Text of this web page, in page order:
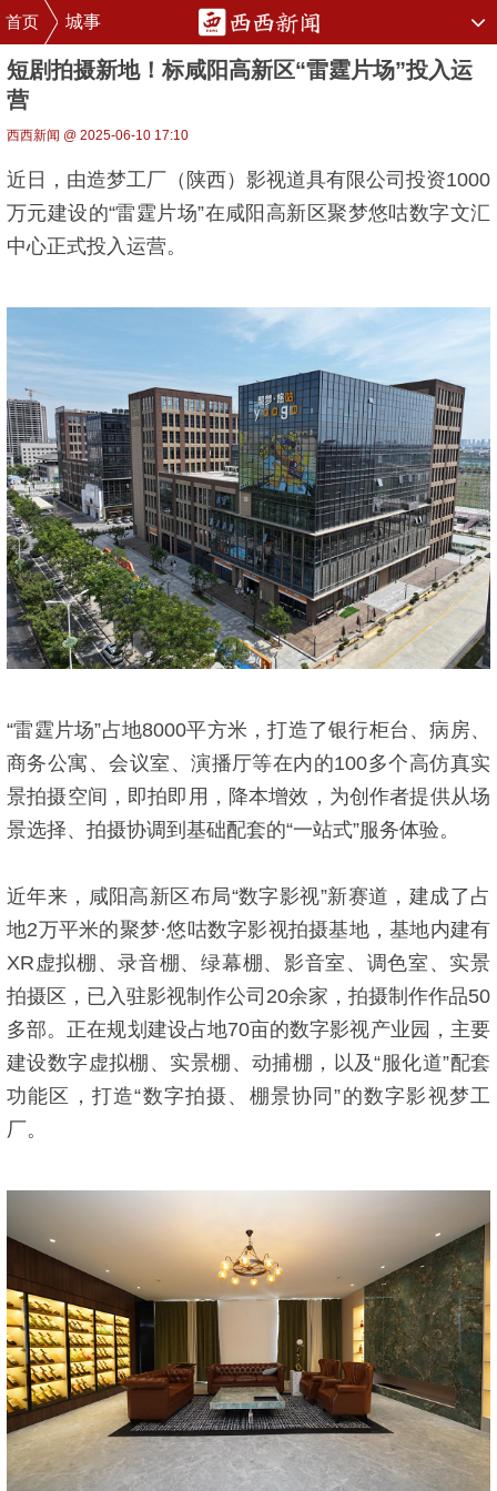
首页 城事
短剧拍摄新地！标咸阳高新区“雷霆片场”投入运
营
西西新闻 @ 2025-06-10 17:10
近日，由造梦工厂（陕西）影视道具有限公司投资1000
万元建设的“雷霆片场”在咸阳高新区聚梦悠咕数字文汇
中心正式投入运营。
“雷霆片场”占地8000平方米，打造了银行柜台、病房、
商务公寓、会议室、演播厅等在内的100多个高仿真实
景拍摄空间，即拍即用，降本增效，为创作者提供从场
景选择、拍摄协调到基础配套的“一站式”服务体验。
近年来，咸阳高新区布局“数字影视”新赛道，建成了占
地2万平米的聚梦·悠咕数字影视拍摄基地，基地内建有
XR虚拟棚、录音棚、绿幕棚、影音室、调色室、实景
拍摄区，已入驻影视制作公司20余家，拍摄制作作品50
多部。正在规划建设占地70亩的数字影视产业园，主要
建设数字虚拟棚、实景棚、动捕棚，以及“服化道”配套
功能区，打造“数字拍摄、棚景协同”的数字影视梦工
厂。